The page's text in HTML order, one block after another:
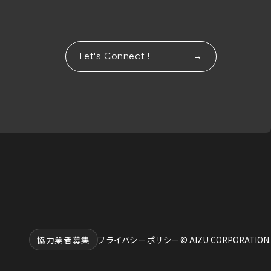
Let's Connect !
協力業者募集 プライバシーポリシー© AIZU CORPORATION.